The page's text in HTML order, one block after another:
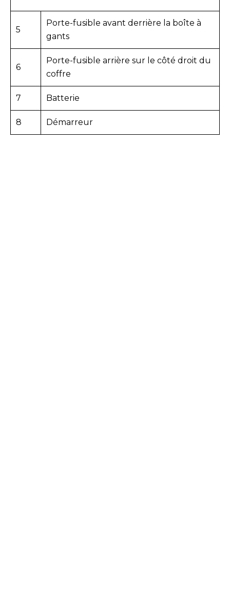
5
Porte-fusible avant derrière la boîte à
gants
6
Porte-fusible arrière sur le côté droit du
coffre
7 Batterie
8 Démarreur